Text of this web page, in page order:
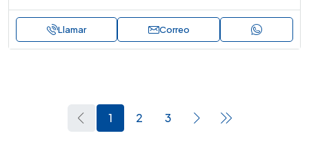
Llamar Correo
1 2 3